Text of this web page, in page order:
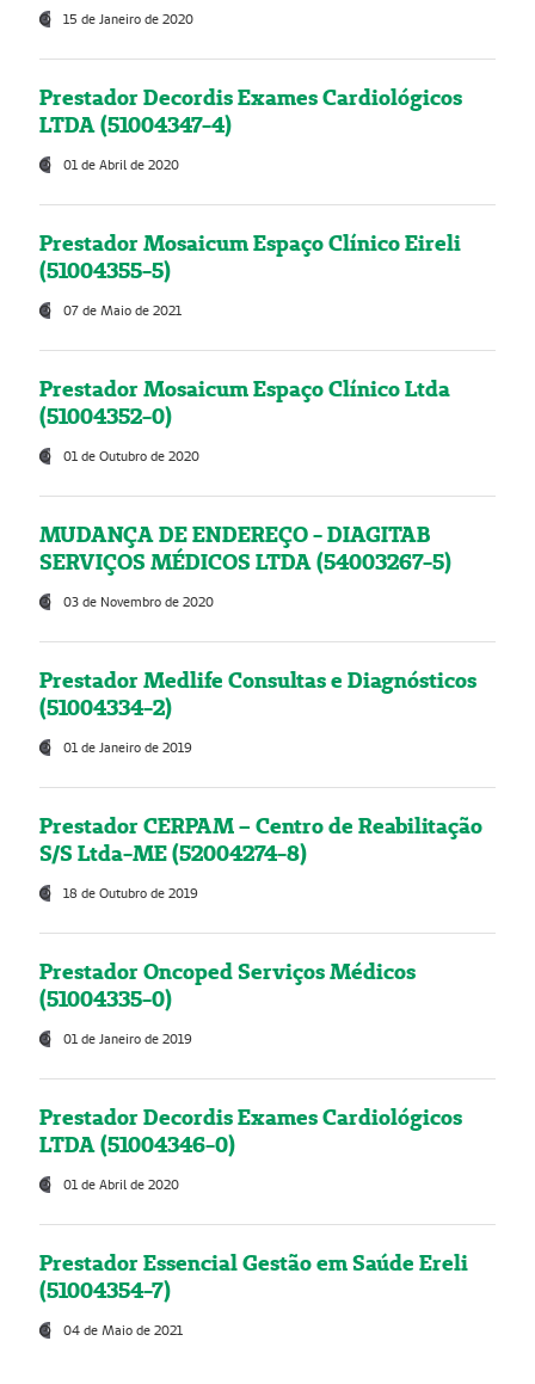
15 de Janeiro de 2020
Prestador Decordis Exames Cardiológicos
LTDA (51004347-4)
01 de Abril de 2020
Prestador Mosaicum Espaço Clínico Eireli
(51004355-5)
07 de Maio de 2021
Prestador Mosaicum Espaço Clínico Ltda
(51004352-0)
01 de Outubro de 2020
MUDANÇA DE ENDEREÇO - DIAGITAB
SERVIÇOS MÉDICOS LTDA (54003267-5)
03 de Novembro de 2020
Prestador Medlife Consultas e Diagnósticos
(51004334-2)
01 de Janeiro de 2019
Prestador CERPAM – Centro de Reabilitação
S/S Ltda-ME (52004274-8)
18 de Outubro de 2019
Prestador Oncoped Serviços Médicos
(51004335-0)
01 de Janeiro de 2019
Prestador Decordis Exames Cardiológicos
LTDA (51004346-0)
01 de Abril de 2020
Prestador Essencial Gestão em Saúde Ereli
(51004354-7)
04 de Maio de 2021